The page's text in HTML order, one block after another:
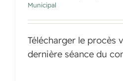
Municipal
Télécharger le procès
dernière séance du